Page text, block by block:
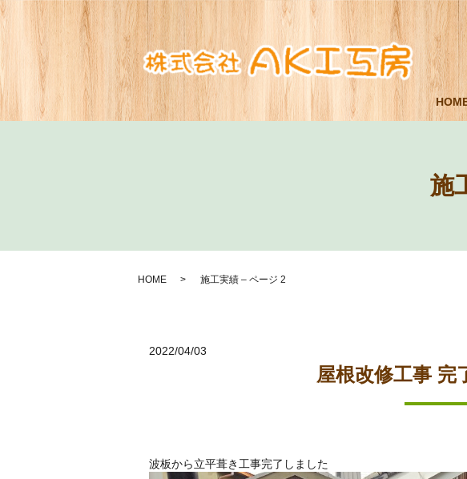
施
HOME 施工実績 – ページ 2
2022/04/03
屋根改修工事 完
波板から立平葺き工事完了しました